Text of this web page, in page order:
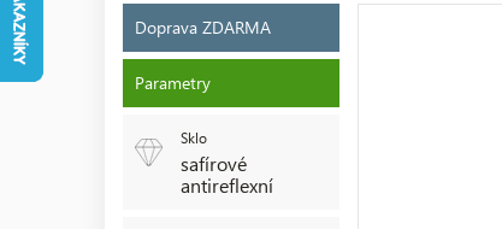
Doprava ZDARMA
Parametry
Sklo
safírové
antireflexní